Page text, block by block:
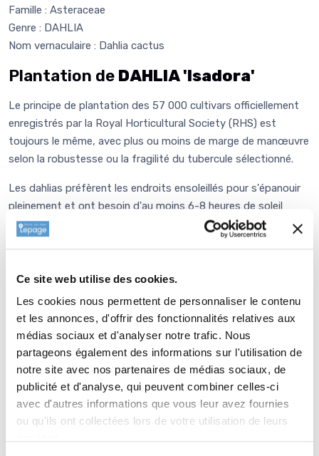
Ce site web utilise des cookies.
Les cookies nous permettent de personnaliser le contenu
et les annonces, d'offrir des fonctionnalités relatives aux
médias sociaux et d'analyser notre trafic. Nous
partageons également des informations sur l'utilisation de
notre site avec nos partenaires de médias sociaux, de
publicité et d'analyse, qui peuvent combiner celles-ci
avec d'autres informations que vous leur avez fournies
ou qu'ils ont collectées lors de votre utilisation de leurs
Famille : Asteraceae
Genre : DAHLIA
Nom vernaculaire : Dahlia cactus
Plantation de DAHLIA 'Isadora'
Le principe de plantation des 57 000 cultivars officiellement
enregistrés par la Royal Horticultural Society (RHS) est
toujours le même, avec plus ou moins de marge de manœuvre
selon la robustesse ou la fragilité du tubercule sélectionné.
Les dahlias préfèrent les endroits ensoleillés pour s'épanouir
pleinement et ont besoin d'au moins 6-8 heures de soleil
direct par jour. Les dahlias apprécient un sol bien drainé, riche
en matière organique. Travaillez le sol à une profondeur
décomposé.
Plantez les tubercules des dahlias au printemps une fois les
risques de gelée passés. La partie pointue du tubercule doit
toujours être orientée vers le haut. Quelle que soit la taille de
votre tubercule, le haut de ce dernier devra se trouver à 10 cm
de profondeur et être recouvert de terre.
Espacez les tubercules de 40 à 100 cm, en fonction de la
largeur de la variété choisie. Arrosez régulièrement, surtout en